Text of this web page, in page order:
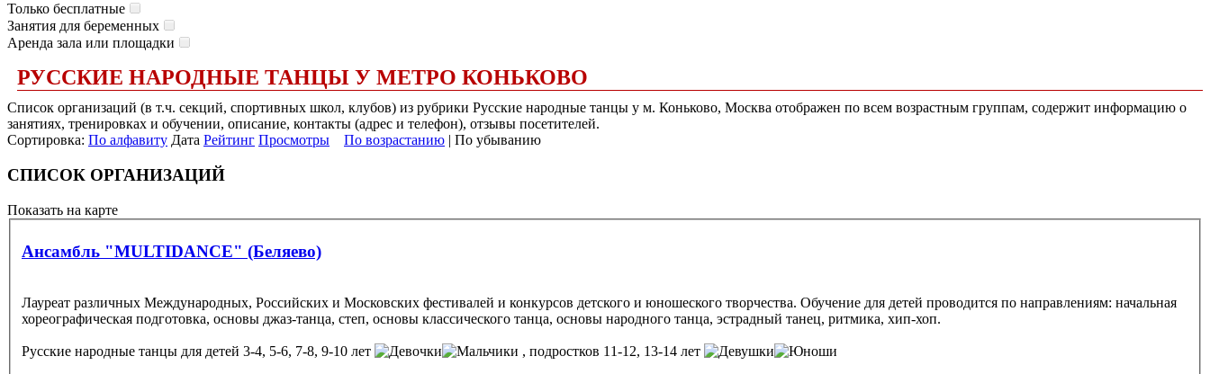
Только бесплатные
Занятия для беременных
Аренда зала или площадки
РУССКИЕ НАРОДНЫЕ ТАНЦЫ У МЕТРО КОНЬКОВО
Список организаций (в т.ч. секций, спортивных школ, клубов) из рубрики Русские народные танцы у м. Коньково, Москва отображен по всем возрастным группам, содержит информацию о
занятиях, тренировках и обучении, описание, контакты (адрес и телефон), отзывы посетителей.
Сортировка: По алфавиту Дата Рейтинг Просмотры По возрастанию | По убыванию
СПИСОК ОРГАНИЗАЦИЙ
Показать на карте
Ансамбль "MULTIDANCE" (Беляево)
Лауреат различных Международных, Российских и Московских фестивалей и конкурсов детского и юношеского творчества. Обучение для детей проводится по направлениям: начальная
хореографическая подготовка, основы джаз-танца, степ, основы классического танца, основы народного танца, эстрадный танец, ритмика, хип-хоп.
Русские народные танцы для детей 3-4, 5-6, 7-8, 9-10 лет , подростков 11-12, 13-14 лет